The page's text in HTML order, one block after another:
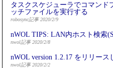
タスクスケジューラでコマンド
ッチファイルを実行する
robosync記事 2020/2/9
nWOL TIPS: LAN内ホスト検索
nwol記事 2020/2/8
nWOL version 1.2.17 をリリース
nwol記事 2020/2/2